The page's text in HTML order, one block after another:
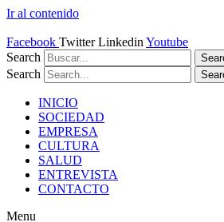
Ir al contenido
Facebook Twitter Linkedin Youtube
Search
Search
INICIO
SOCIEDAD
EMPRESA
CULTURA
SALUD
ENTREVISTA
CONTACTO
Menu